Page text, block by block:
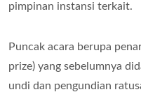
pimpinan instansi terkait.
Puncak acara berupa
prize) yang sebelumnya
undi dan pengundian